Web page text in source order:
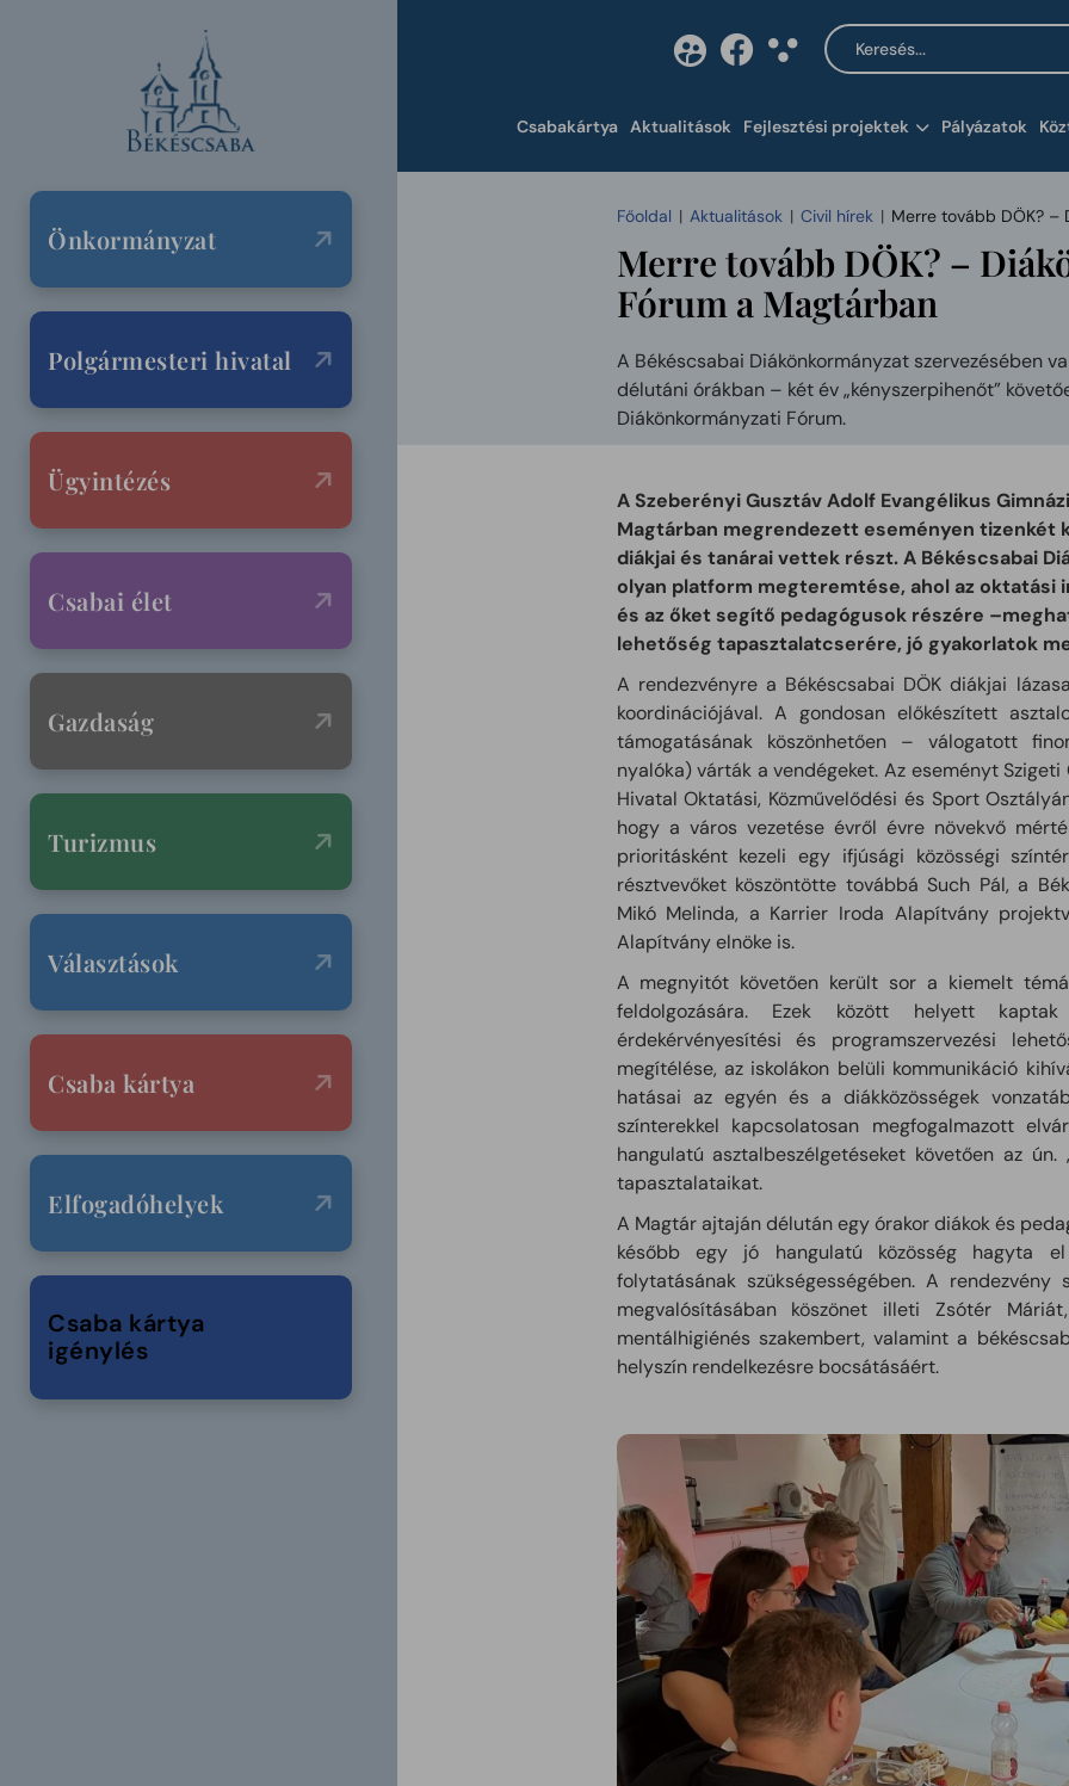
Tartalom
Keresés a tartalomban
Csabakártya Aktualitások Fejlesztési projektek Pályázatok
Önkormányzat
Polgármesteri hivatal
Ügyintézés
Csabai élet
Gazdaság
Turizmus
Választások
Csaba kártya
Elfogadóhelyek
Csaba kártya
igénylés
Főoldal Aktualitások Civil hírek Merre tovább DÖK? –
Merre tovább DÖK? –
Fórum a Magtárban
A Békéscsabai Diákönkormányzat szervezésében
délutáni órákban – két év „kényszerpihenőt”
Diákönkormányzati Fórum.
A Szeberényi Gusztáv Adolf Evangélikus
Magtárban megrendezett eseményen tizenkét
diákjai és tanárai vettek részt. A Békéscsabai
olyan platform megteremtése, ahol az oktatási
és az őket segítő pedagógusok részére
lehetőség tapasztalatcserére, jó gyakorlatok
A rendezvényre a Békéscsabai DÖK diákjai
koordinációjával. A gondosan előkészített
támogatásának köszönhetően – válogatott
nyalóka) várták a vendégeket. Az eseményt
Hivatal Oktatási, Közművelődési és Sport
hogy a város vezetése évről évre növekvő
prioritásként kezeli egy ifjúsági közösségi
résztvevőket köszöntötte továbbá Such Pál, a
Mikó Melinda, a Karrier Iroda Alapítvány
Alapítvány elnöke is.
A megnyitót követően került sor a kiemelt
feldolgozására. Ezek között helyett
érdekérvényesítési és programszervezési
megítélése, az iskolákon belüli kommunikáció
hatásai az egyén és a diákközösségek
színterekkel kapcsolatosan megfogalmazott
hangulatú asztalbeszélgetéseket követően az ún.
tapasztalataikat.
A Magtár ajtaján délután egy órakor diákok és
később egy jó hangulatú közösség hagyta
folytatásának szükségességében. A rendezvény
megvalósításában köszönet illeti Zsótér
mentálhigiénés szakembert, valamint a
helyszín rendelkezésre bocsátásáért.